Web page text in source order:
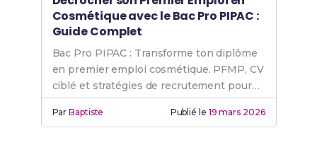
Cosmétique avec le Bac Pro PIPAC :
Guide Complet
Bac Pro PIPAC : Transforme ton diplôme
en premier emploi cosmétique. PFMP, CV
ciblé et stratégies de recrutement pour
réussir.
ParBaptiste Publié le 19 mars 2026